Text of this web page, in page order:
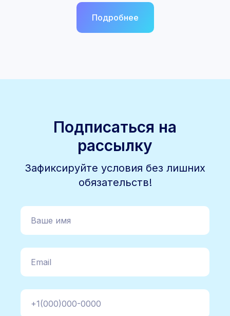
Подробнее
Подписаться на
рассылку
Зафиксируйте условия без лишних
обязательств!
Ваше имя
Email
+1(000)000-0000